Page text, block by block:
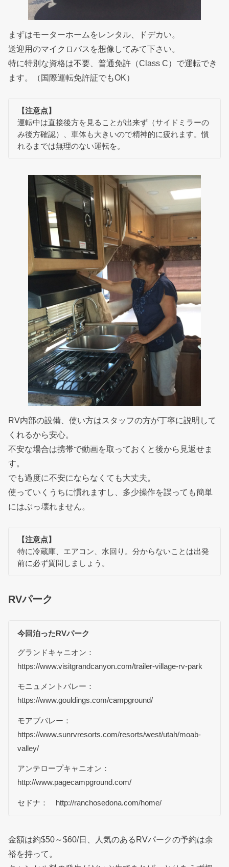
まずはモーターホームをレンタル、ドデカい。
送迎用のマイクロバスを想像してみて下さい。
特に特別な資格は不要、普通免許（Class C）で運転でき
ます。（国際運転免許証でもOK）
【注意点】
運転中は直接後方を見ることが出来ず（サイドミラーの
み後方確認）、車体も大きいので精神的に疲れます。慣
れるまでは無理のない運転を。
RV内部の設備、使い方はスタッフの方が丁寧に説明して
くれるから安心。
不安な場合は携帯で動画を取っておくと後から見返せま
す。
でも過度に不安にならなくても大丈夫。
使っていくうちに慣れますし、多少操作を誤っても簡単
にはぶっ壊れません。
【注意点】
特に冷蔵庫、エアコン、水回り。分からないことは出発
前に必ず質問しましょう。
RVパーク
今回泊ったRVパーク
グランドキャニオン：
https://www.visitgrandcanyon.com/trailer-village-rv-park
モニュメントバレー：
https://www.gouldings.com/campground/
モアブバレー：
https://www.sunrvresorts.com/resorts/west/utah/moab-
valley/
アンテロープキャニオン：
http://www.pagecampground.com/
セドナ： http://ranchosedona.com/home/
金額は約$50～$60/日、人気のあるRVパークの予約は余
裕を持って。